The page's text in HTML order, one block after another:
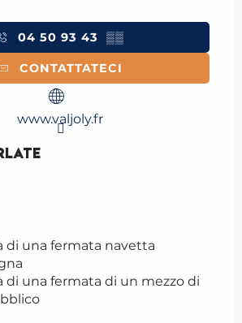
04 50 93 43 ▒▒
CONTATTATECI
www.valjoly.fr
di una fermata navetta
di una fermata di un mezzo di